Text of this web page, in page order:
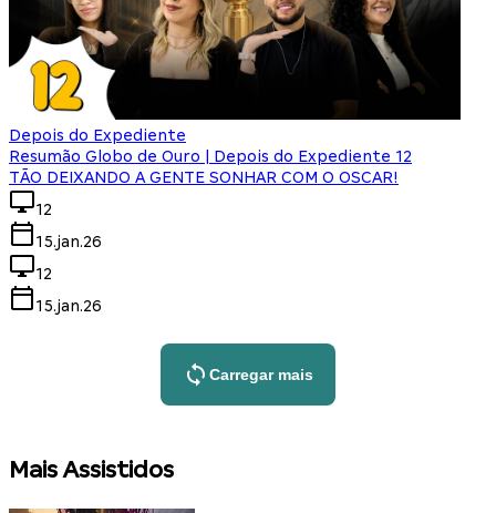
Depois do Expediente
Resumão Globo de Ouro | Depois do Expediente 12
TÃO DEIXANDO A GENTE SONHAR COM O OSCAR!
12
15.jan.26
12
15.jan.26
Carregar mais
Mais Assistidos